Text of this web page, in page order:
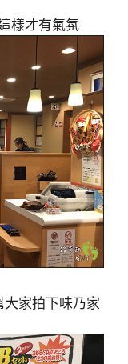
樣才有氣氛
家拍下味乃家